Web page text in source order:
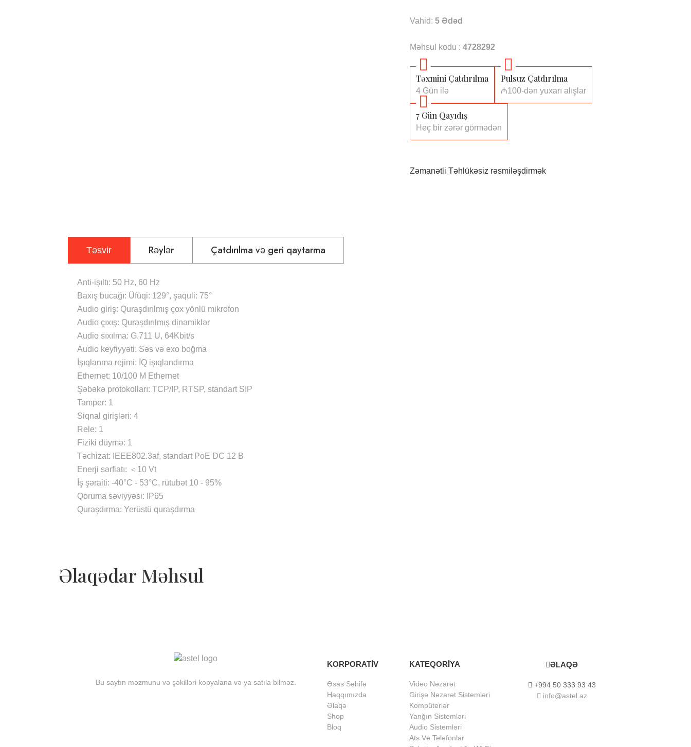
Vahid: 5 Ədəd
Məhsul kodu : 4728292
Təxmini Çatdırılma
4 Gün ilə
Pulsuz Çatdırılma
₼100-dən yuxarı alışlar
7 Gün Qayıdış
Heç bir zərər görmədən
Zəmanətli Təhlükəsiz rəsmiləşdirmək
Təsvir Rəylər Çatdırılma və geri qaytarma
Anti-işıltı: 50 Hz, 60 Hz
Baxış bucağı: Üfüqi: 129°, şaquli: 75°
Audio giriş: Quraşdırılmış çox yönlü mikrofon
Audio çıxış: Quraşdırılmış dinamiklər
Audio sıxılma: G.711 U, 64Kbit/s
Audio keyfiyyəti: Səs və exo boğma
İşıqlanma rejimi: İQ işıqlandırma
Ethernet: 10/100 M Ethernet
Şəbəkə protokolları: TCP/IP, RTSP, standart SIP
Tamper: 1
Siqnal girişləri: 4
Rele: 1
Fiziki düymə: 1
Təchizat: IEEE802.3af, standart PoE DС 12 В
Enerji sərfiatı: ＜10 Vt
İş şəraiti: -40°С - 53°C, rütubət 10 - 95%
Qoruma səviyyəsi: IP65
Quraşdırma: Yerüstü quraşdırma
Əlaqədar Məhsul
Bu saytın məzmunu və şəkilləri kopyalana və ya satıla bilməz.
KORPORATİV
Əsas Səhifə
Haqqımızda
Əlaqə
Shop
Bloq
KATEQORİYA
Video Nəzarət
Girişə Nəzarət Sistemləri
Kompüterlər
Yanğın Sistemləri
Audio Sistemləri
Ats Və Telefonlar
ƏLAQƏ
+994 50 333 93 43
info@astel.az